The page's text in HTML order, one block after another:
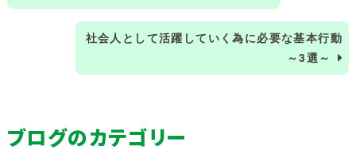
社会人として活躍していく為に必要な基本行動
～3選～
ブログのカテゴリー